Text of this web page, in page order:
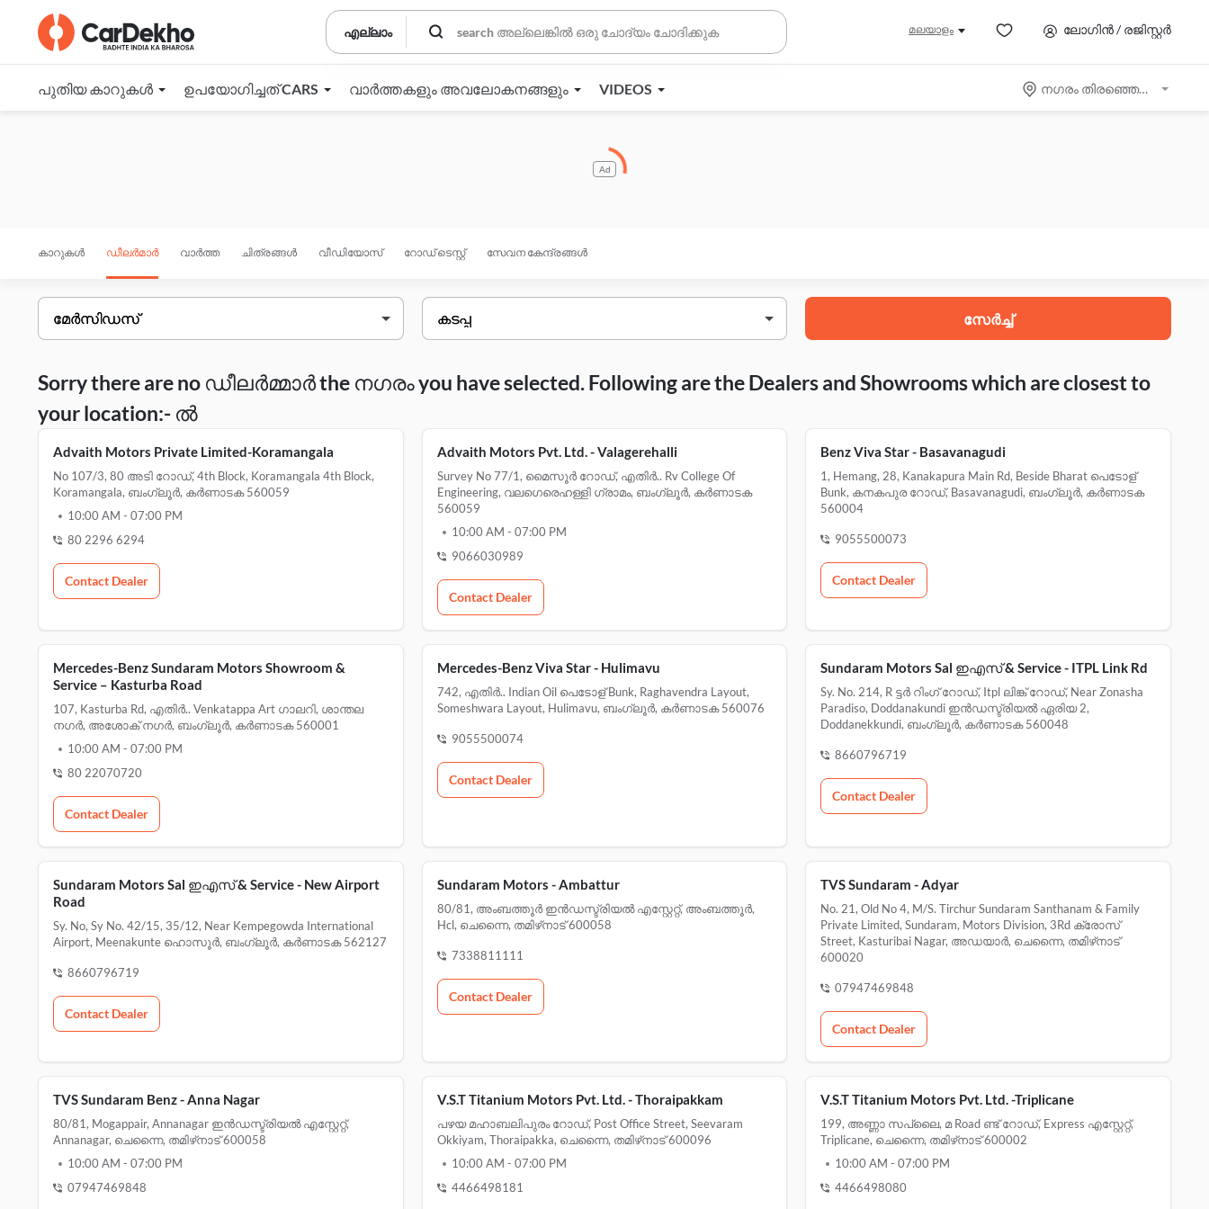
എല്ലാം മലയാളം ലോഗിൻ / രജിസ്റ്റർ
പുതിയ കാറുകൾ ഉപയോഗിച്ചത് CARS വാർത്തകളും അവലോകനങ്ങളും VIDEOS നഗരം തിരഞ്ഞെടുക്കുക
Ad
കാറുകൾ ഡീലർമാർ വാർത്ത ചിത്രങ്ങൾ വീഡിയോസ് റോഡ് ടെസ്റ്റ് സേവന കേന്ദ്രങ്ങൾ
സേർച്ച്
Sorry there are no ഡീലർമ്മാർ the നഗരം you have selected. Following are the Dealers and Showrooms which are closest to
your location:- ൽ
Advaith Motors Private Limited-Koramangala
No 107/3, 80 അടി റോഡ്, 4th Block, Koramangala 4th Block,
Koramangala, ബംഗ്ലൂർ, കർണാടക 560059
10:00 AM - 07:00 PM
80 2296 6294
Contact Dealer
Advaith Motors Pvt. Ltd. - Valagerehalli
Survey No 77/1, മൈസൂർ റോഡ്, എതിർ.. Rv College Of
Engineering, വലഗെരെഹള്ളി ഗ്രാമം, ബംഗ്ലൂർ, കർണാടക
560059
10:00 AM - 07:00 PM
9066030989
Contact Dealer
Benz Viva Star - Basavanagudi
1, Hemang, 28, Kanakapura Main Rd, Beside Bharat പെടോള്
Bunk, കനകപുര റോഡ്, Basavanagudi, ബംഗ്ലൂർ, കർണാടക
560004
9055500073
Contact Dealer
Mercedes-Benz Sundaram Motors Showroom &
Service – Kasturba Road
107, Kasturba Rd, എതിർ.. Venkatappa Art ഗാലറി, ശാന്തല
നഗർ, അശോക് നഗർ, ബംഗ്ലൂർ, കർണാടക 560001
10:00 AM - 07:00 PM
80 22070720
Contact Dealer
Mercedes-Benz Viva Star - Hulimavu
742, എതിർ.. Indian Oil പെടോള് Bunk, Raghavendra Layout,
Someshwara Layout, Hulimavu, ബംഗ്ലൂർ, കർണാടക 560076
9055500074
Contact Dealer
Sundaram Motors Sal ഇഎസ് & Service - ITPL Link Rd
Sy. No. 214, R ട്ടർ റിംഗ് റോഡ്, Itpl ലിങ്ക് റോഡ്, Near Zonasha
Paradiso, Doddanakundi ഇൻഡസ്ട്രിയൽ ഏരിയ 2,
Doddanekkundi, ബംഗ്ലൂർ, കർണാടക 560048
8660796719
Contact Dealer
Sundaram Motors Sal ഇഎസ് & Service - New Airport
Road
Sy. No, Sy No. 42/15, 35/12, Near Kempegowda International
Airport, Meenakunte ഹൊസൂർ, ബംഗ്ലൂർ, കർണാടക 562127
8660796719
Contact Dealer
Sundaram Motors - Ambattur
80/81, അംബത്തൂർ ഇൻഡസ്ട്രിയൽ എസ്റ്റേറ്റ്, അംബത്തൂർ,
Hcl, ചെന്നൈ, തമിഴ്‌നാട് 600058
7338811111
Contact Dealer
TVS Sundaram - Adyar
No. 21, Old No 4, M/s. Tirchur Sundaram Santhanam & Family
Private Limited, Sundaram, Motors Division, 3Rd ക്രോസ്
Street, Kasturibai Nagar, അഡയാർ, ചെന്നൈ, തമിഴ്‌നാട്
600020
07947469848
Contact Dealer
TVS Sundaram Benz - Anna Nagar
80/81, Mogappair, Annanagar ഇൻഡസ്ട്രിയൽ എസ്റ്റേറ്റ്,
Annanagar, ചെന്നൈ, തമിഴ്‌നാട് 600058
10:00 AM - 07:00 PM
07947469848
V.S.T Titanium Motors Pvt. Ltd. - Thoraipakkam
പഴയ മഹാബലിപുരം റോഡ്, Post Office Street, Seevaram
Okkiyam, Thoraipakka, ചെന്നൈ, തമിഴ്‌നാട് 600096
10:00 AM - 07:00 PM
4466498181
V.S.T Titanium Motors Pvt. Ltd. -Triplicane
199, അണ്ണാ സപ്ലൈ, മ Road ണ്ട് റോഡ്, Express എസ്റ്റേറ്റ്,
Triplicane, ചെന്നൈ, തമിഴ്‌നാട് 600002
10:00 AM -07:00 PM
4466498080